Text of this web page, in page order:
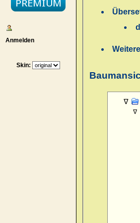
Anmelden
Skin: